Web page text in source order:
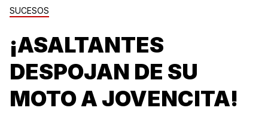
SUCESOS
¡ASALTANTES
DESPOJAN DE SU
MOTO A JOVENCITA!